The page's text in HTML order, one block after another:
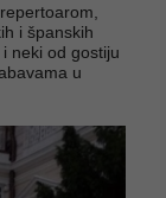
i španskih
neki od gostiju
u